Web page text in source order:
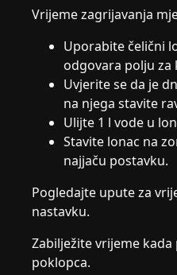
Vrijeme zagrijavanja
Uporabite čelični
odgovara polju za
Uvjerite se da je
na njega stavite
Ulijte 1 l vode u
Stavite lonac na
najjaču postavku.
Pogledajte upute za
nastavku.
Zabilježite vrijeme
poklopca.